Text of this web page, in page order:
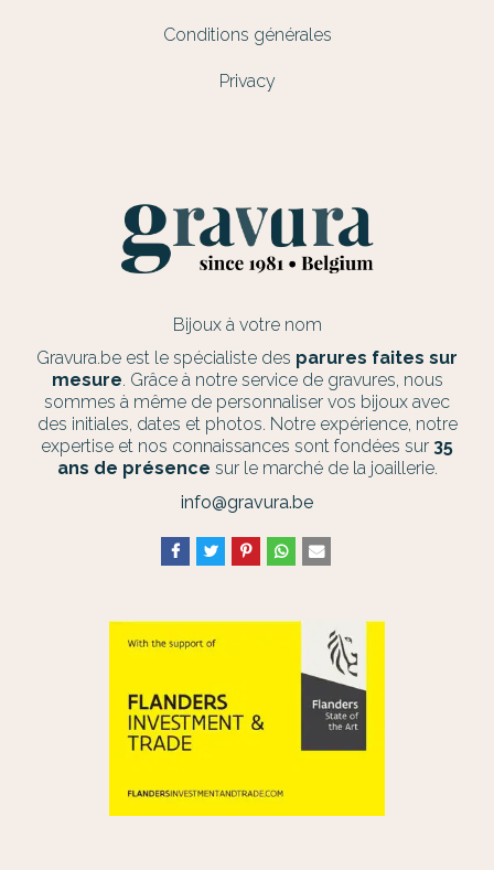
Conditions générales
Privacy
Bijoux à votre nom
Gravura.be est le spécialiste des parures faites sur
mesure. Grâce à notre service de gravures, nous
sommes à même de personnaliser vos bijoux avec
des initiales, dates et photos. Notre expérience, notre
expertise et nos connaissances sont fondées sur 35
ans de présence sur le marché de la joaillerie.
info@gravura.be